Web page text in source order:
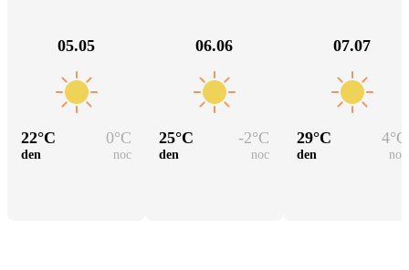
05.05
22°C 0°C
den noc
06.06
25°C -2°C
den noc
07.07
29°C 4°C
den noc